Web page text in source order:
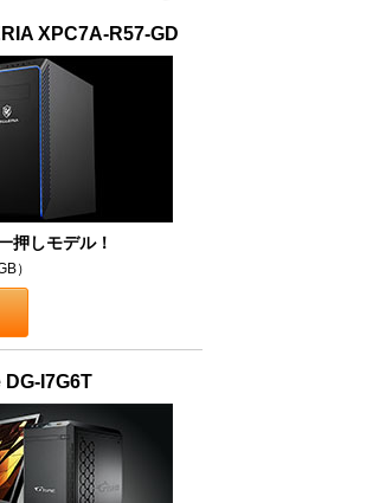
XPC7A-R57-GD
押しモデル！
）
I7G6T